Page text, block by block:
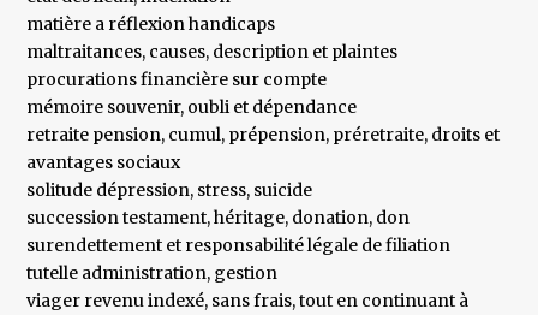
matière a réflexion handicaps
maltraitances, causes, description et plaintes
procurations financière sur compte
mémoire souvenir, oubli et dépendance
retraite pension, cumul, prépension, préretraite, droits et
avantages sociaux
solitude dépression, stress, suicide
succession testament, héritage, donation, don
surendettement et responsabilité légale de filiation
tutelle administration, gestion
viager revenu indexé, sans frais, tout en continuant à